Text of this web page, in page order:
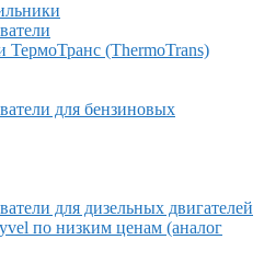
(ThermoTrans)
для бензиновых
для дизельных двигателей
по низким ценам (аналог